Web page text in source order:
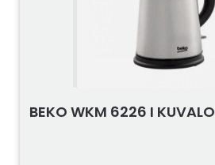
BEKO WKM 6226 I KUVALO